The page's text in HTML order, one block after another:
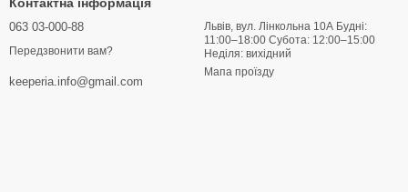
Беланс
Застосування інноваційних технологій позитивно
тим високим вимогам, які висувають рейтингові компанії
перспективі. Адже пара якісних брендових
063 03-000-88
Передзвонити вам?
keeperia.info@gmail.com
Львів, вул. Лінкольна 10А Будні:
11:00–18:00 Субота: 12:00–15:00
Неділя: вихідний
Мапа проїзду